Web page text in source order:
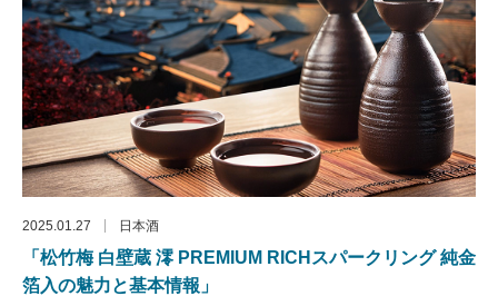
2025.01.27 日本酒
「松竹梅 白壁蔵 澪 PREMIUM RICHスパークリング 純金
箔入の魅力と基本情報」